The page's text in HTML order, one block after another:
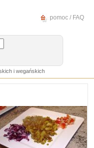
pomoc / FAQ
i wegańskich